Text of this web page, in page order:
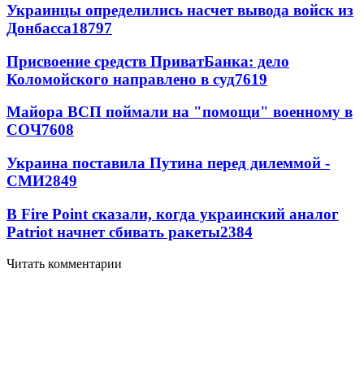
Украинцы определились насчет вывода войск из
Донбасса18797
Присвоение средств ПриватБанка: дело
Коломойского направлено в суд7619
Майора ВСП поймали на "помощи" военному в
СОЧ7608
Украина поставила Путина перед дилеммой -
СМИ2849
В Fire Point сказали, когда украинский аналог
Patriot начнет сбивать ракеты2384
Читать комментарии